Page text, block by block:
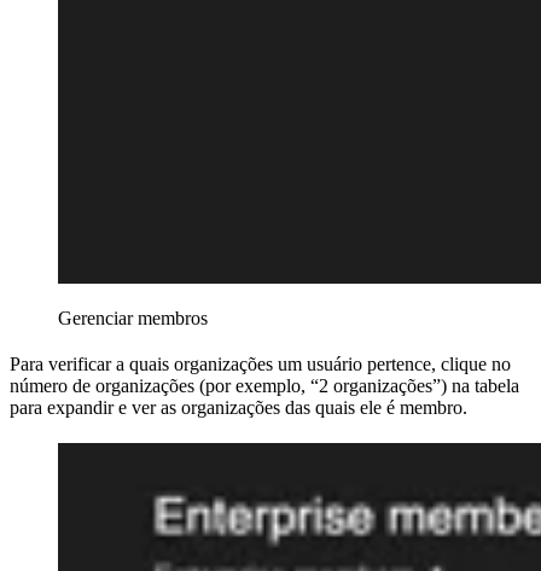
Gerenciar membros
Para verificar a quais organizações um usuário pertence, clique no
número de organizações (por exemplo, “2 organizações”) na tabela
para expandir e ver as organizações das quais ele é membro.